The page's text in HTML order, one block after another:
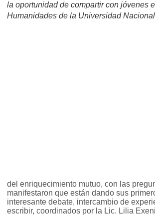
la oportunidad de compartir con jóvenes
Humanidades de la Universidad
del enriquecimiento mutuo, con las
manifestaron que están dando sus
interesante debate, intercambio de
escribir, coordinados por la Lic. Lilia